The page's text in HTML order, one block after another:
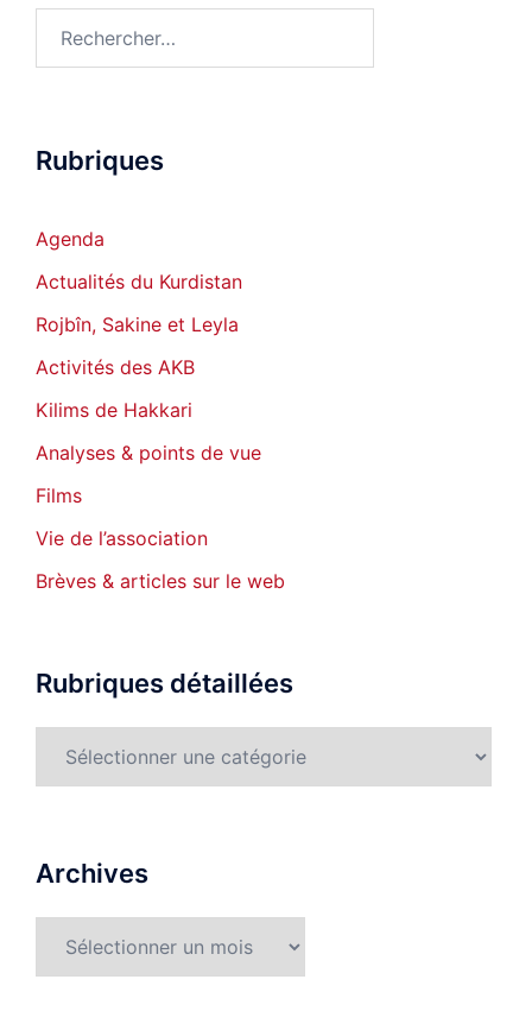
Rubriques
Agenda
Actualités du Kurdistan
Rojbîn, Sakine et Leyla
Activités des AKB
Kilims de Hakkari
Analyses & points de vue
Films
Vie de l’association
Brèves & articles sur le web
Rubriques détaillées
détaillées
Archives